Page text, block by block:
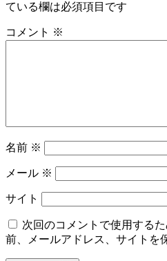
ている欄は必須項目です
コメント ※
名前 ※
メール ※
サイト
次回のコメントで使用する
前、メールアドレス、サイトを